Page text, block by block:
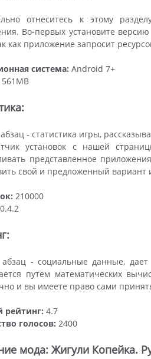
отнеситесь к этому
Во-первых установите
как приложение запросит
система: Android 7+
561MB
- статистика игры,
установок с нашей
представленное
свой и предложенный вариант
210000
0.4.2
- социальные данные,
путем математических
и вы имеете право сами
рейтинг: 4.7
голосов: 2400
мода: Жигули Копейка.